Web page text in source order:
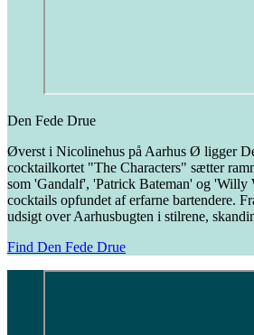
Den Fede Drue
Øverst i Nicolinehus på Aarhus Ø ligger
cocktailkortet "The Characters" sætter
som 'Gandalf', 'Patrick Bateman' og 'Willy
cocktails opfundet af erfarne bartendere.
udsigt over Aarhusbugten i stilrene,
Find Den Fede Drue